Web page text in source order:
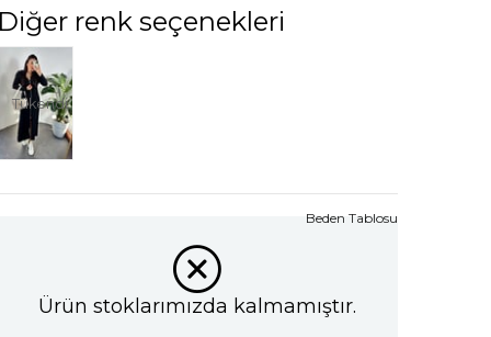
Diğer renk seçenekleri
Tükendi
Ürün stoklarımızda kalmamıştır.
Beden Tablosu